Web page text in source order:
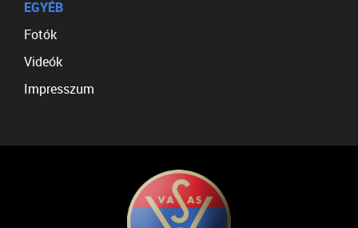
EGYÉB
Fotók
Videók
Impresszum